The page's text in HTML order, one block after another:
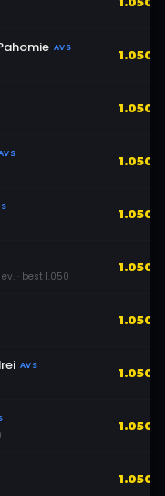
AVS 1.050
1.050
1.050
1.050
ev. · best 1.050
1.050
1.050
AVS 1.050
1.050
1.050